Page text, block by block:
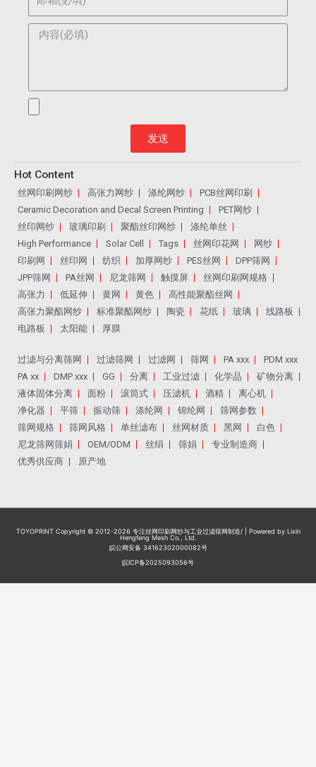
发送
Hot Content
丝网印刷网纱 高张力网纱 涤纶网纱
PCB丝网印刷
Ceramic Decoration and Decal Screen Printing
PET网纱
丝印网纱
玻璃印刷 聚酯丝印网纱
涤纶单丝
High Performance
Solar Cell Tags 丝网印花网
网纱
印刷网
丝印网 纺织 加厚网纱 PES丝网
DPP筛网
JPP筛网
PA丝网 尼龙筛网 触摸屏
丝网印刷网规格
高张力
低延伸 黄网 黄色
高性能聚酯丝网
高张力聚酯网纱
标准聚酯网纱 陶瓷 花纸 玻璃
线路板
电路板
太阳能 厚膜
过滤与分离筛网 过滤筛网 过滤网 筛网 PA xxx
PDM xxx
PA xx
DMP xxx GG 分离 工业过滤 化学品
矿物分离
液体固体分离
面粉 滚筒式 压滤机 酒精
离心机
净化器
平筛 振动筛 涤纶网 锦纶网
筛网参数
筛网规格
筛网风格 单丝滤布 丝网材质 黑网
白色
尼龙筛网筛娟
OEM/ODM 丝绢 筛娟
专业制造商
优秀供应商
原产地
TOYOPRINT Copyright © 2012-2026 专注丝网印刷网纱与工业过滤筛网制造/ | Powered by Lixin
Hengfeng Mesh Co., Ltd.
皖公网安备 34162302000082号
皖ICP备2025093056号